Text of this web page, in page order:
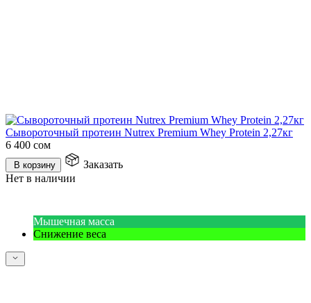
Сывороточный протеин Nutrex Premium Whey Protein 2,27кг
6 400 сом
В корзину
Заказать
Нет в наличии
Мышечная масса
Снижение веса